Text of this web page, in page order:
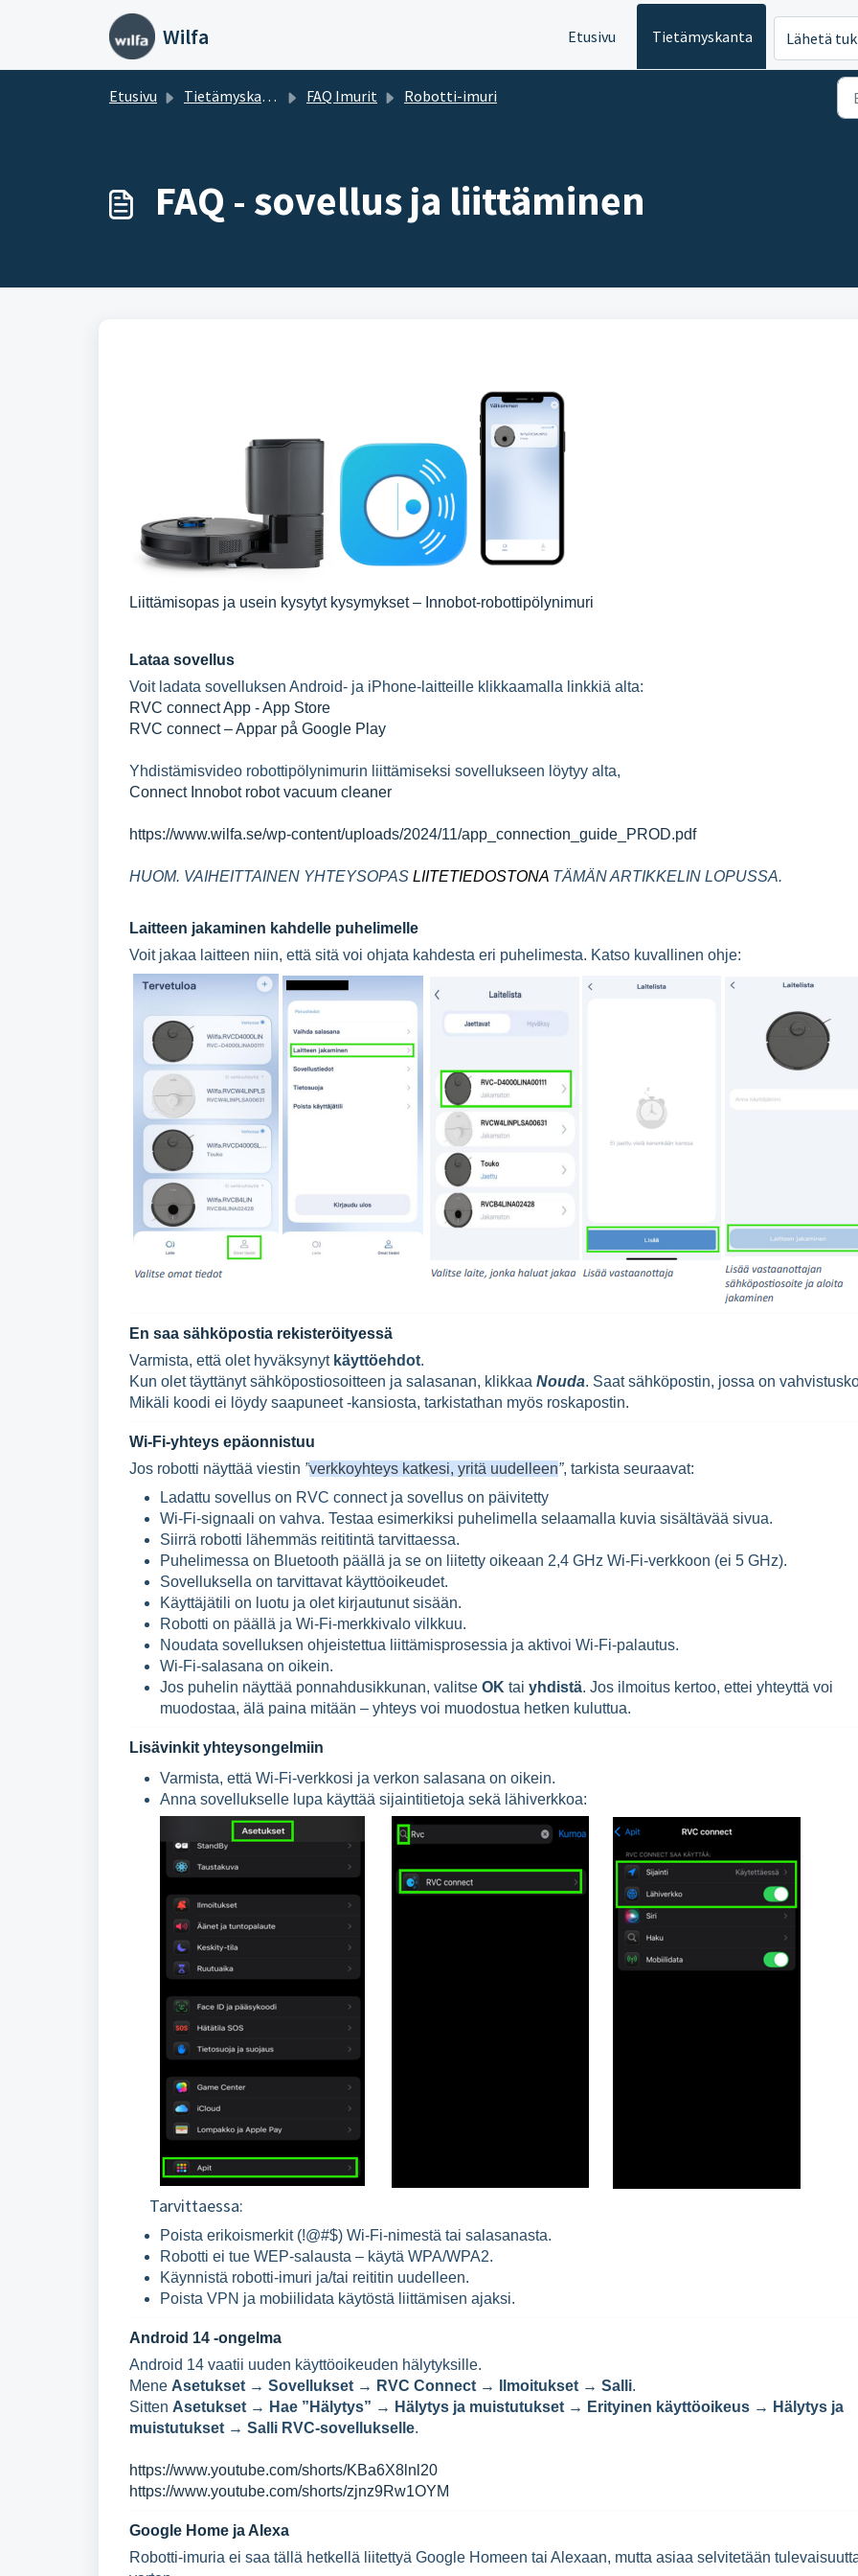
Siirry pääsisältöön
Wilfa Etusivu Tietämyskanta Lähetä
Etusivu Tietämyskanta FAQ Imurit Robotti-imuri
FAQ - sovellus ja liittäminen
Liittämisopas ja usein kysytyt kysymykset – Innobot-robottipölynimuri
Lataa sovellus
Voit ladata sovelluksen Android- ja iPhone-laitteille klikkaamalla linkkiä alta:
‎RVC connect App - App Store
RVC connect – Appar på Google Play
Yhdistämisvideo robottipölynimurin liittämiseksi sovellukseen löytyy alta,
Connect Innobot robot vacuum cleaner
https://www.wilfa.se/wp-content/uploads/2024/11/app_connection_guide_PROD.pdf
HUOM. VAIHEITTAINEN YHTEYSOPAS LIITETIEDOSTONA TÄMÄN ARTIKKELIN LOPUSSA.
Laitteen jakaminen kahdelle puhelimelle
Voit jakaa laitteen niin, että sitä voi ohjata kahdesta eri puhelimesta. Katso kuvallinen ohje:
En saa sähköpostia rekisteröityessä
Varmista, että olet hyväksynyt käyttöehdot.
Kun olet täyttänyt sähköpostiosoitteen ja salasanan, klikkaa Nouda. Saat sähköpostin, jossa on
Mikäli koodi ei löydy saapuneet -kansiosta, tarkistathan myös roskapostin.
Wi-Fi-yhteys epäonnistuu
Jos robotti näyttää viestin ”verkkoyhteys katkesi, yritä uudelleen”, tarkista seuraavat:
Ladattu sovellus on RVC connect ja sovellus on päivitetty
Wi-Fi-signaali on vahva. Testaa esimerkiksi puhelimella selaamalla kuvia sisältävää sivua.
Siirrä robotti lähemmäs reititintä tarvittaessa.
Puhelimessa on Bluetooth päällä ja se on liitetty oikeaan 2,4 GHz Wi-Fi-verkkoon (ei 5 GHz).
Sovelluksella on tarvittavat käyttöoikeudet.
Käyttäjätili on luotu ja olet kirjautunut sisään.
Robotti on päällä ja Wi-Fi-merkkivalo vilkkuu.
Noudata sovelluksen ohjeistettua liittämisprosessia ja aktivoi Wi-Fi-palautus.
Wi-Fi-salasana on oikein.
Jos puhelin näyttää ponnahdusikkunan, valitse OK tai yhdistä. Jos ilmoitus kertoo, ettei yhteyttä voi
muodostaa, älä paina mitään – yhteys voi muodostua hetken kuluttua.
Lisävinkit yhteysongelmiin
Varmista, että Wi-Fi-verkkosi ja verkon salasana on oikein.
Anna sovellukselle lupa käyttää sijaintitietoja sekä lähiverkkoa:
Tarvittaessa:
Poista erikoismerkit (!@#$) Wi-Fi-nimestä tai salasanasta.
Robotti ei tue WEP-salausta – käytä WPA/WPA2.
Käynnistä robotti-imuri ja/tai reititin uudelleen.
Poista VPN ja mobiilidata käytöstä liittämisen ajaksi.
Android 14 -ongelma
Android 14 vaatii uuden käyttöoikeuden hälytyksille.
Mene Asetukset → Sovellukset → RVC Connect → Ilmoitukset → Salli.
Sitten Asetukset → Hae ”Hälytys” → Hälytys ja muistutukset → Erityinen käyttöoikeus → Hälytys ja
muistutukset → Salli RVC-sovellukselle.
https://www.youtube.com/shorts/KBa6X8lnl20
https://www.youtube.com/shorts/zjnz9Rw1OYM
Google Home ja Alexa
Robotti-imuria ei saa tällä hetkellä liitettyä Google Homeen tai Alexaan, mutta asiaa selvitetään